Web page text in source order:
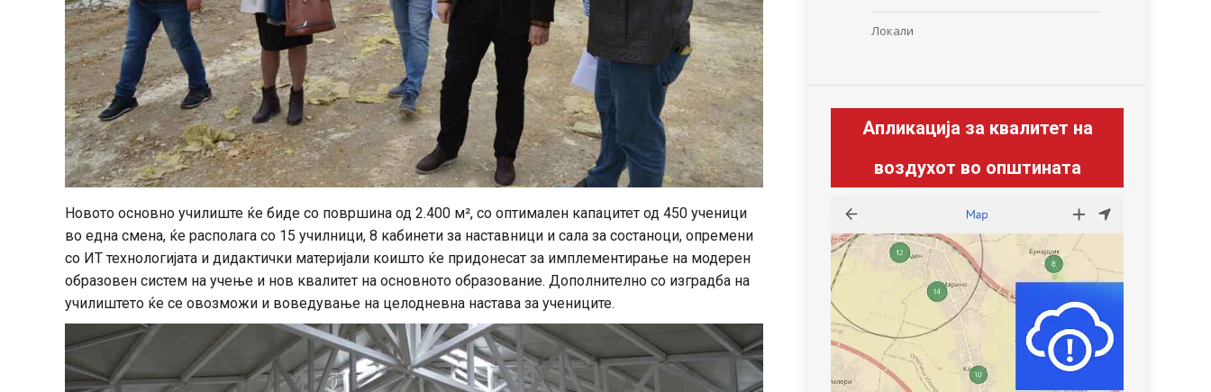
Новото основно училиште ќе биде со површина од 2.400 м², со оптимален капацитет од 450 ученици
во една смена, ќе располага со 15 училници, 8 кабинети за наставници и сала за состаноци, опремени
со ИТ технологијата и дидактички материјали коишто ќе придонесат за имплементирање на модерен
образовен систем на учење и нов квалитет на основното образование. Дополнително со изградба на
училиштето ќе се овозможи и воведување на целодневна настава за учениците.
Локали
Апликација за квалитет на
воздухот во општината